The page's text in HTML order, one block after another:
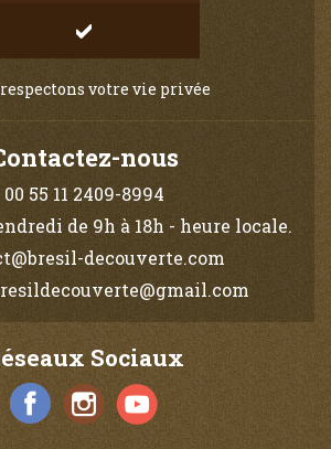
votre vie privée
nous
00 55 11 2409-8994
de 9h à 18h - heure locale.
decouverte.com
Sociaux